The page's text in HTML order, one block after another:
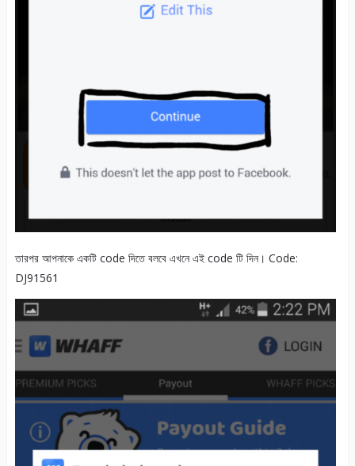
তারপর আপনাকে একটি code দিতে বলবে এখনে এই code টি দিন। Code:
DJ91561